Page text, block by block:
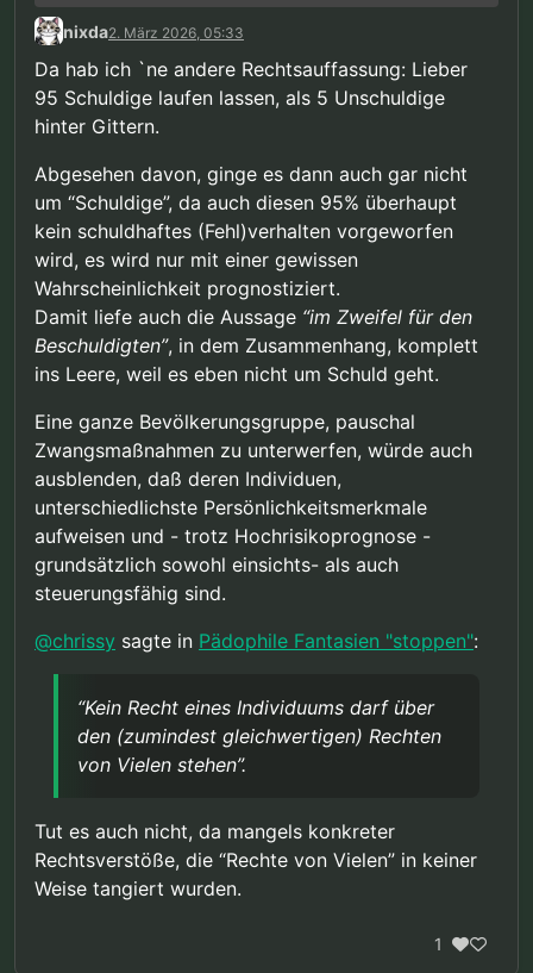
gebe ich dir recht. Aber die Prävention von der
wir hier reden ist etwas ganz anderes.
Ob ein Vorgehen gegen eine ganze Gruppe
gerechtfertigt ist hängt meiner Meinung nach
vom Gefährdungspotenzial ab das von dieser
Gruppe ausgeht. Wenn erwiesenermaßen ein
sehr hoher Anteil dieser Gruppe (vielleicht 95%)
durch entsprechende Maßnahmen effektiv
verhindert werden können, dann wiegt die
Einschränkung der persönlichen Freiheit der 5%
die unschuldig betroffen wären geringer als das
Leid der Opfer der 95%. Natürlich muss auch hier
das mildeste Mittel gewählt werden das die
Taten reduzieren kann. Nicht auf 0, das ist nie zu
erreichen. Aber auf ein Niveau wo der
zusätzliche Nutzen schärferer Maßnahmen in
keinem vernünftigen Verhaltnis zum Schaden
Betroffenen anrichtet.
Und immer muss “im Zweifel für den
Beschuldigten” gelten.
Aber wie gesagt, das ist alles hypothetisch. Von
entsprechenden Beweisen gibt es keine Spur,
egal was die allgemeine Bevölkerung über uns
Aber wenn es diese Beweise gäbe wäre ich
bereit mich zum Schutz vieler Kinder
Einschränkungen zu unterwerfen. Kein Recht
eines Individuums darf über den (zumindest
gleichwertigen) Rechten von Vielen stehen.
nixda2. März 2026, 05:33
Da hab ich `ne andere Rechtsauffassung: Lieber
95 Schuldige laufen lassen, als 5 Unschuldige
hinter Gittern.
Abgesehen davon, ginge es dann auch gar nicht
um “Schuldige”, da auch diesen 95% überhaupt
kein schuldhaftes (Fehl)verhalten vorgeworfen
wird, es wird nur mit einer gewissen
Wahrscheinlichkeit prognostiziert.
Damit liefe auch die Aussage “im Zweifel für den
Beschuldigten”, in dem Zusammenhang, komplett
ins Leere, weil es eben nicht um Schuld geht.
Eine ganze Bevölkerungsgruppe, pauschal
Zwangsmaßnahmen zu unterwerfen, würde auch
ausblenden, daß deren Individuen,
unterschiedlichste Persönlichkeitsmerkmale
aufweisen und - trotz Hochrisikoprognose -
grundsätzlich sowohl einsichts- als auch
steuerungsfähig sind.
@chrissy sagte in Pädophile Fantasien "stoppen":
“Kein Recht eines Individuums darf über
den (zumindest gleichwertigen) Rechten
von Vielen stehen”.
Tut es auch nicht, da mangels konkreter
Rechtsverstöße, die “Rechte von Vielen” in keiner
Weise tangiert wurden.
1